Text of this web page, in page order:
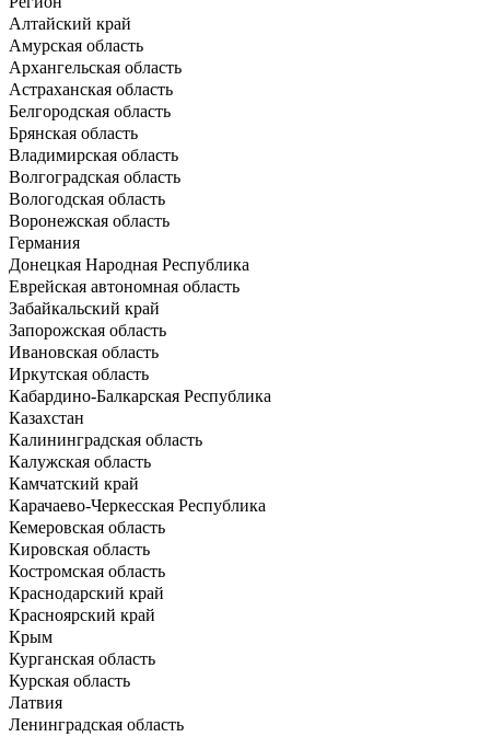
Алтайский край
Амурская область
Архангельская область
Астраханская область
Белгородская область
Брянская область
Владимирская область
Волгоградская область
Вологодская область
Воронежская область
Германия
Донецкая Народная Республика
Еврейская автономная область
Забайкальский край
Запорожская область
Ивановская область
Иркутская область
Кабардино-Балкарская Республика
Казахстан
Калининградская область
Калужская область
Камчатский край
Карачаево-Черкесская Республика
Кемеровская область
Кировская область
Костромская область
Краснодарский край
Красноярский край
Крым
Курганская область
Курская область
Латвия
Ленинградская область